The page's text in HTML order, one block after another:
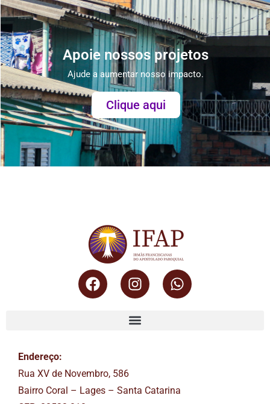
Apoie nossos projetos
Ajude a aumentar nosso impacto.
Clique aqui
Endereço:
Rua XV de Novembro, 586
Bairro Coral – Lages – Santa Catarina